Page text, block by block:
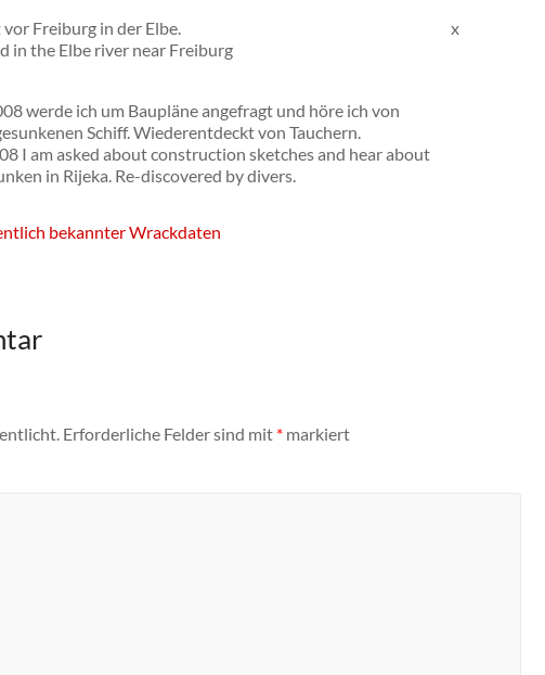
Freiburg in der Elbe.
in the Elbe river near Freiburg
x
werde ich um Baupläne angefragt und höre ich von
Schiff. Wiederentdeckt von Tauchern.
I am asked about construction sketches and hear about
in Rijeka. Re-discovered by divers.
bekannter Wrackdaten
Erforderliche Felder sind mit * markiert